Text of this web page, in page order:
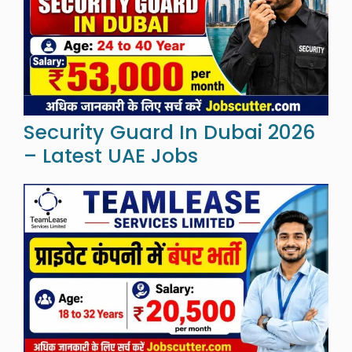
Security Guard In Dubai 2026
– Latest UAE Jobs